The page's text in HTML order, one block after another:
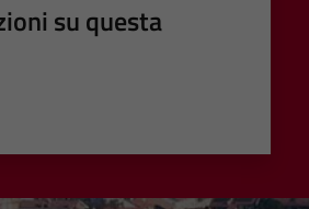
su questa